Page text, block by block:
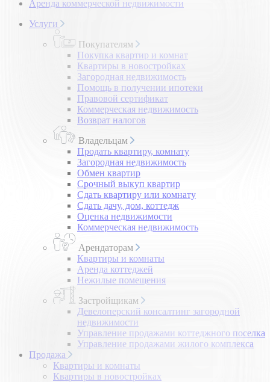
Аренда коммерческой недвижимости
Услуги
Покупателям
Покупка квартир и комнат
Квартиры в новостройках
Загородная недвижимость
Помощь в получении ипотеки
Правовой сертификат
Коммерческая недвижимость
Возврат налогов
Владельцам
Продать квартиру, комнату
Загородная недвижимость
Обмен квартир
Срочный выкуп квартир
Сдать квартиру или комнату
Сдать дачу, дом, коттедж
Оценка недвижимости
Коммерческая недвижимость
Арендаторам
Квартиры и комнаты
Аренда коттеджей
Нежилые помещения
Застройщикам
Девелоперский консалтинг загородной
недвижимости
Управление продажами коттеджного поселка
Управление продажами жилого комплекса
Продажа
Квартиры и комнаты
Квартиры в новостройках